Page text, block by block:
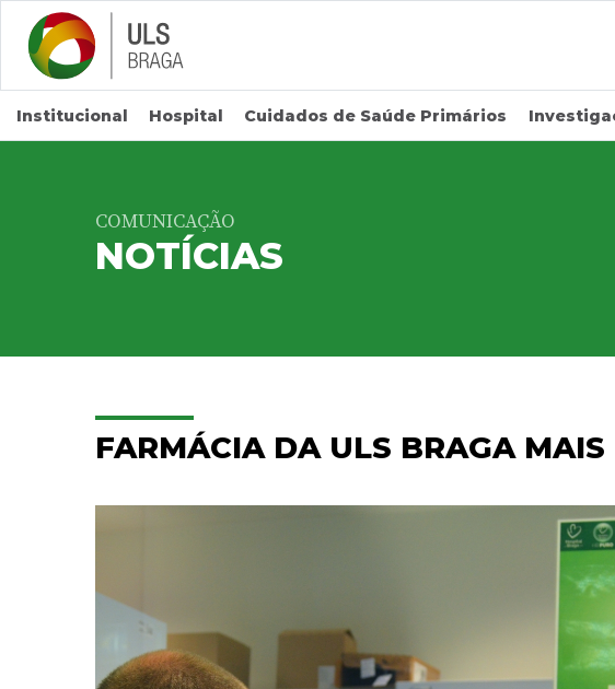
Saltar para conteúdo principal
Institucional Hospital Cuidados de Saúde Primários
COMUNICAÇÃO
NOTÍCIAS
FARMÁCIA DA ULS BRAGA MAIS